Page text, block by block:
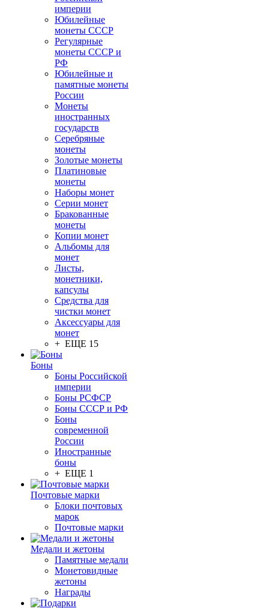
империи
Юбилейные
монеты СССР
Регулярные
монеты СССР и
РФ
Юбилейные и
памятные монеты
России
Монеты
иностранных
государств
Серебряные
монеты
Золотые монеты
Платиновые
монеты
Наборы монет
Серии монет
Бракованные
монеты
Копии монет
Альбомы для
монет
Листы,
монетники,
капсулы
Средства для
чистки монет
Аксессуары для
монет
+ ЕЩЕ 15
Боны
Боны Российской
империи
Боны РСФСР
Боны СССР и РФ
Боны
современной
России
Иностранные
боны
+ ЕЩЕ 1
Почтовые марки
Блоки почтовых
марок
Почтовые марки
Медали и жетоны
Памятные медали
Монетовидные
жетоны
Награды